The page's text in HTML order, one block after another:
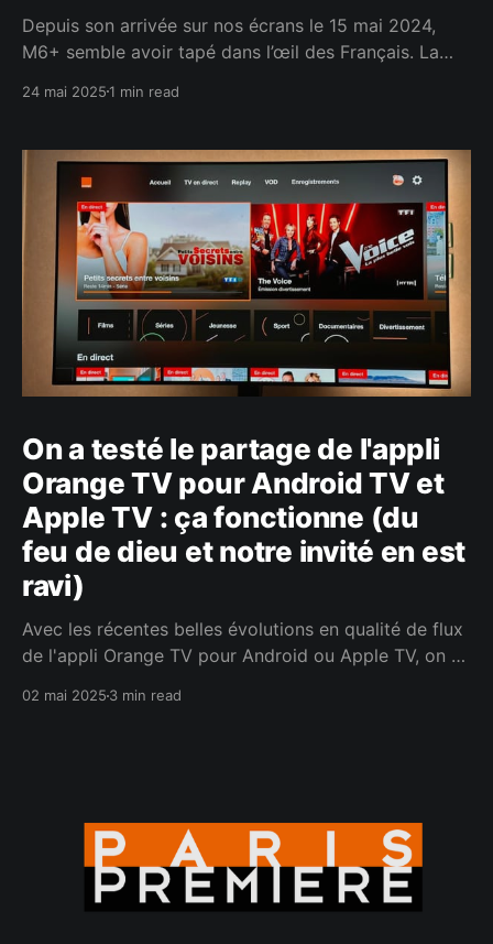
Depuis son arrivée sur nos écrans le 15 mai 2024,
M6+ semble avoir tapé dans l’œil des Français. La
mieux que la précédente, et les chiffres sont là pour
le nombre
24 mai 20251 min read
On a testé le partage de l'appli
Orange TV pour Android TV et
Apple TV : ça fonctionne (du
feu de dieu et notre invité en est
ravi)
Avec les récentes belles évolutions en qualité de flux
de l'appli Orange TV pour Android ou Apple TV, on a
02 mai 2025 3 min read